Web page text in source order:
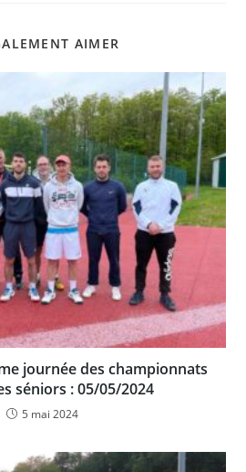
AIMER
journée des championnats
séniors : 05/05/2024
5 mai 2024